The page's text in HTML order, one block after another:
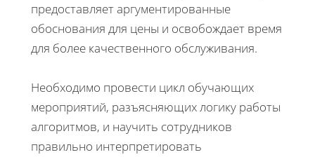
предоставляет аргументированные
обоснования для цены и освобождает время
для более качественного обслуживания.
Необходимо провести цикл обучающих
мероприятий, разъясняющих логику работы
алгоритмов, и научить сотрудников
правильно интерпретировать